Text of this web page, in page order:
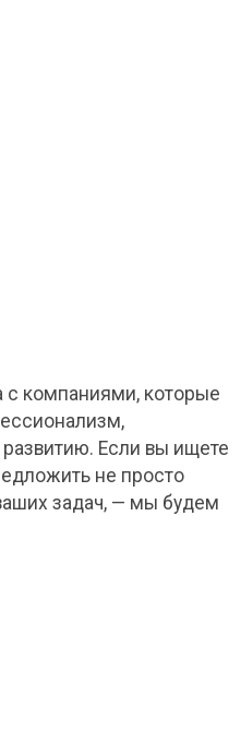
с компаниями, которые
Если вы ищете
не просто
задач, — мы будем